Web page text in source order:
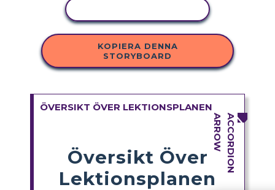
KOPIERA DENNA
STORYBOARD
ÖVERSIKT ÖVER LEKTIONSPLANEN
Översikt Över
Lektionsplanen